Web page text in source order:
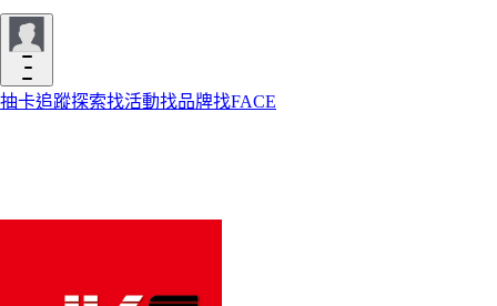
抽卡追蹤探索找活動找品牌找FACE